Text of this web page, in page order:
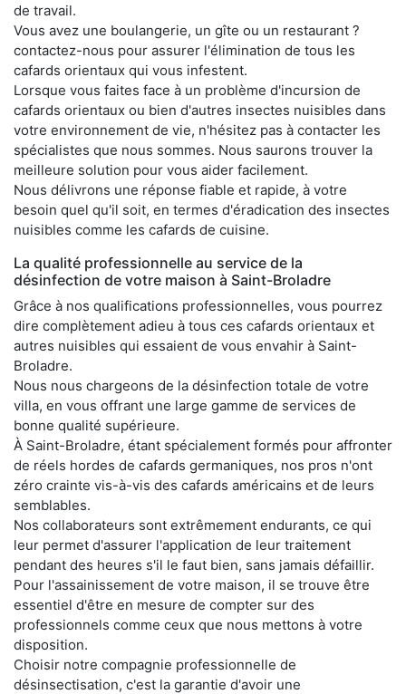
de travail.
Vous avez une boulangerie, un gîte ou un restaurant ?
contactez-nous pour assurer l'élimination de tous les
cafards orientaux qui vous infestent.
Lorsque vous faites face à un problème d'incursion de
cafards orientaux ou bien d'autres insectes nuisibles dans
votre environnement de vie, n'hésitez pas à contacter les
spécialistes que nous sommes. Nous saurons trouver la
meilleure solution pour vous aider facilement.
Nous délivrons une réponse fiable et rapide, à votre
besoin quel qu'il soit, en termes d'éradication des insectes
nuisibles comme les cafards de cuisine.
La qualité professionnelle au service de la
désinfection de votre maison à Saint-Broladre
Grâce à nos qualifications professionnelles, vous pourrez
dire complètement adieu à tous ces cafards orientaux et
autres nuisibles qui essaient de vous envahir à Saint-
Broladre.
Nous nous chargeons de la désinfection totale de votre
villa, en vous offrant une large gamme de services de
bonne qualité supérieure.
À Saint-Broladre, étant spécialement formés pour affronter
de réels hordes de cafards germaniques, nos pros n'ont
zéro crainte vis-à-vis des cafards américains et de leurs
semblables.
Nos collaborateurs sont extrêmement endurants, ce qui
leur permet d'assurer l'application de leur traitement
pendant des heures s'il le faut bien, sans jamais défaillir.
Pour l'assainissement de votre maison, il se trouve être
essentiel d'être en mesure de compter sur des
professionnels comme ceux que nous mettons à votre
disposition.
Choisir notre compagnie professionnelle de
désinsectisation, c'est la garantie d'avoir une